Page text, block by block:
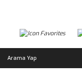
Arama Yap